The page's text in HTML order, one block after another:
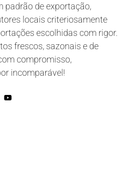
padrão de exportação,
locais criteriosamente
escolhidas com rigor.
frescos, sazonais e de
compromisso,
incomparável!